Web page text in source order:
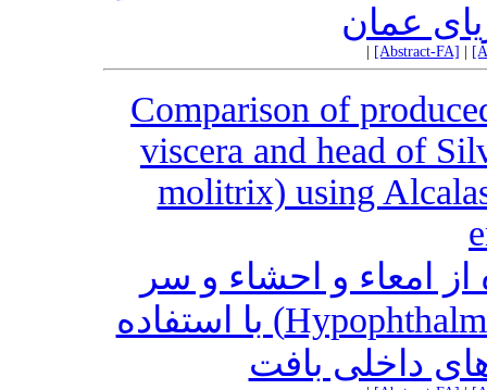
عمان
[Abstract-FA]
Comparison of
viscera and head of
molitrix) using
امعاء و احشاء و سر
ماهی فیتوفاگ (Hypophthalmichthys molitrix) با استفاده
داخلی بافت